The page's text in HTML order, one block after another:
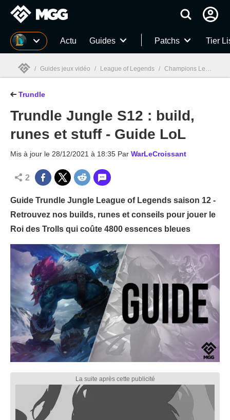
MGG Actu Guides Patchs Tier
MGG
/ Guides jeux vidéo / League of Legends / Champions League of Legends
Trundle
Trundle Jungle S12 : build,
runes et stuff - Guide LoL
Mis à jour le 28/12/2021 à 18:35 Par WarLeCroissant
2
Guide Trundle Jungle League of Legends saison 12 -
Retrouvez nos builds, runes et conseils pour jouer le
Roi des Trolls qui coûte 4800 essences bleues